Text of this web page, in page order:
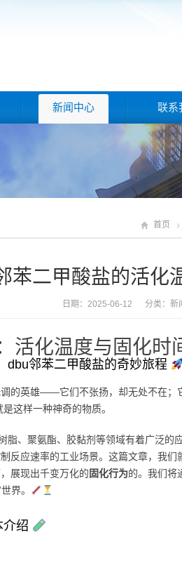
新闻中心 联系
首页
苯二甲酸盐的活化
日期：2025-06-12 分类： 新
活化温度与固化时
dbu邻苯二甲酸盐的奇妙旅程
的英雄——它们不张扬，却无处不在；
是这样一种神奇的物质。
脂、聚氨酯、胶黏剂等领域有着广泛的
反应速率的工业场景。这篇文章，我
展现出千变万化的固化行为的。我们将
界。
介绍